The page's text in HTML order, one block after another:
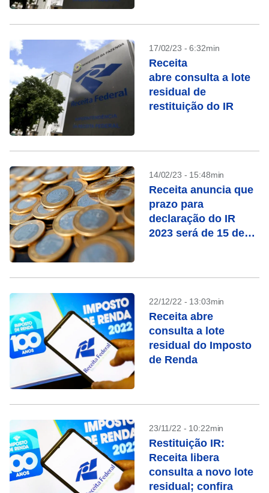
17/02/23 - 6:32min
Receita
abre consulta a lote
residual de
restituição do IR
14/02/23 - 15:48min
Receita anuncia que
prazo para
declaração do IR
2023 será de 15 de
22/12/22 - 13:03min
Receita abre
consulta a lote
residual do Imposto
de Renda
23/11/22 - 10:22min
Restituição IR:
Receita libera
consulta a novo lote
residual; confira